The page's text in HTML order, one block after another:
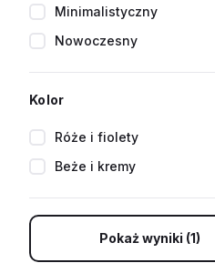
Minimalistyczny
Nowoczesny
Kolor
Róże i fiolety
Beże i kremy
Pokaż wyniki (1)